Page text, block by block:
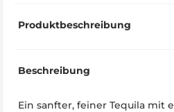
Produktbeschreibung
Beschreibung
Ein sanfter, feiner Tequila mit